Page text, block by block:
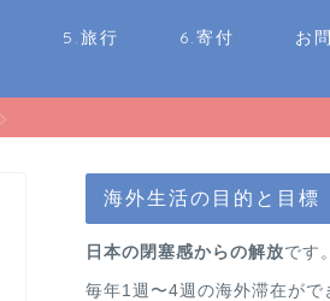
5.旅行 6.寄付 お
海外生活の目的と目標
日本の閉塞感からの解放です。
毎年1週〜4週の海外滞在がで